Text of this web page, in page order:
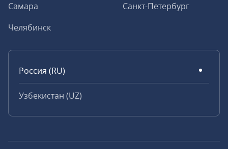
Самара
Санкт-Петербург
Челябинск
Россия (RU)
Узбекистан (UZ)